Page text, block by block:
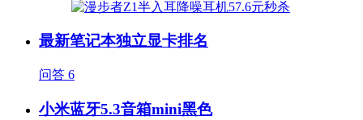
最新笔记本独立显卡排名
问答 6
小米蓝牙5.3音箱mini黑色